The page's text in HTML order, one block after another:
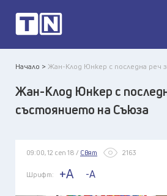
Начало >Жан-Клод Юнкер с последна реч
Жан-Клод Юнкер с
състоянието на Съюза
09:00, 12 сеп 18 / Свят 2163
Шрифт: +A -A